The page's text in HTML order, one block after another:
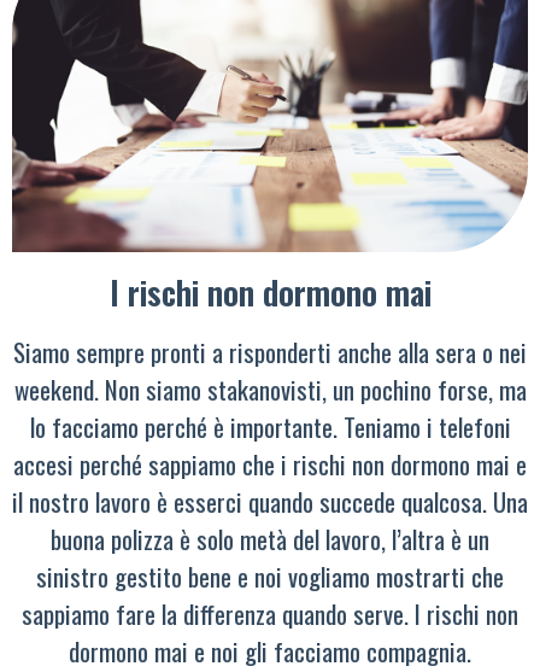
I rischi non dormono mai
Siamo sempre pronti a risponderti anche alla sera o nei
weekend. Non siamo stakanovisti, un pochino forse, ma
lo facciamo perché è importante. Teniamo i telefoni
accesi perché sappiamo che i rischi non dormono mai e
il nostro lavoro è esserci quando succede qualcosa. Una
buona polizza è solo metà del lavoro, l’altra è un
sinistro gestito bene e noi vogliamo mostrarti che
sappiamo fare la differenza quando serve. I rischi non
dormono mai e noi gli facciamo compagnia.